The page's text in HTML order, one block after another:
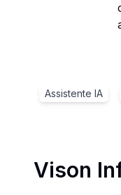
Assistente IA
Vison